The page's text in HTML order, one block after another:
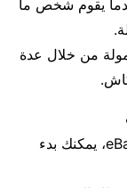
يقوم شخص ما
من خلال عدة
مع وجود منصات مثل Shopify، Jumia، وeBay، يمكنك بدء